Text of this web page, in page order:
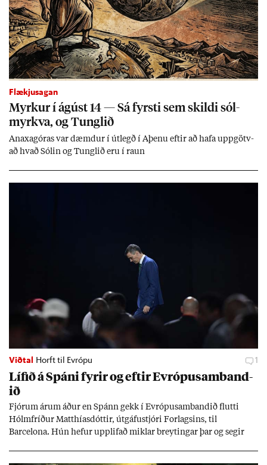
Flækjusagan
Myrk­ur í ág­úst 14 — Sá fyrsti sem skildi sól­
myrkva, og Tungl­ið
An­axagór­as var dæmd­ur í út­legð í Aþenu eft­ir að hafa upp­götv­
að hvað Sól­in og Tungl­ið eru í raun
Viðtal Horft til Evrópu 1
Líf­ið á Spáni fyr­ir og eft­ir Evr­ópu­sam­band­
ið
Fjór­um ár­um áð­ur en Spánn gekk í Evr­ópu­sam­band­ið flutti
Hólm­fríð­ur Matth­ías­dótt­ir, út­gáfu­stjóri For­lags­ins, til
Barcelona. Hún hef­ur upp­lif­að mikl­ar breyt­ing­ar þar og seg­ir